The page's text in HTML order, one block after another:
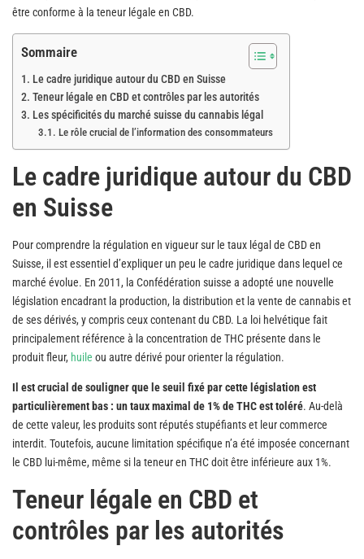
être conforme à la teneur légale en CBD.
Sommaire
Le cadre juridique autour du CBD en Suisse
Teneur légale en CBD et contrôles par les autorités
Les spécificités du marché suisse du cannabis légal
Le rôle crucial de l’information des consommateurs
Le cadre juridique autour du CBD
en Suisse
Pour comprendre la régulation en vigueur sur le taux légal de CBD en
Suisse, il est essentiel d’expliquer un peu le cadre juridique dans lequel ce
marché évolue. En 2011, la Confédération suisse a adopté une nouvelle
législation encadrant la production, la distribution et la vente de cannabis et
de ses dérivés, y compris ceux contenant du CBD. La loi helvétique fait
principalement référence à la concentration de THC présente dans le
produit fleur, huile ou autre dérivé pour orienter la régulation.
Il est crucial de souligner que le seuil fixé par cette législation est
particulièrement bas : un taux maximal de 1% de THC est toléré. Au-delà
de cette valeur, les produits sont réputés stupéfiants et leur commerce
interdit. Toutefois, aucune limitation spécifique n’a été imposée concernant
le CBD lui-même, même si la teneur en THC doit être inférieure aux 1%.
Teneur légale en CBD et
contrôles par les autorités